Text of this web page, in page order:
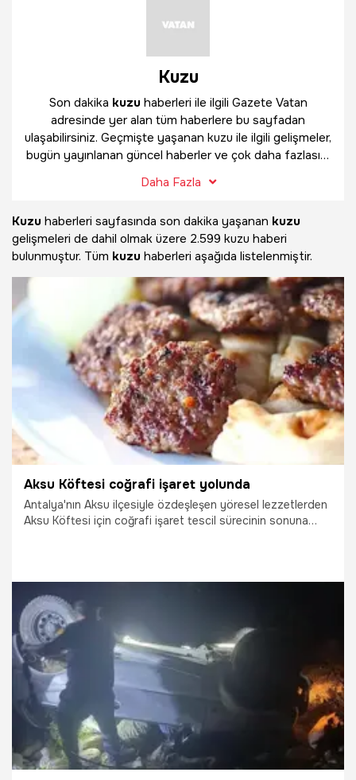
Kuzu
Son dakika kuzu haberleri ile ilgili Gazete Vatan
adresinde yer alan tüm haberlere bu sayfadan
ulaşabilirsiniz. Geçmişte yaşanan kuzu ile ilgili gelişmeler,
bugün yayınlanan güncel haberler ve çok daha fazlasını
Daha Fazla
Kuzu haberleri sayfasında son dakika yaşanan kuzu
gelişmeleri de dahil olmak üzere 2.599 kuzu haberi
bulunmuştur. Tüm kuzu haberleri aşağıda listelenmiştir.
Aksu Köftesi coğrafi işaret yolunda
Antalya'nın Aksu ilçesiyle özdeşleşen yöresel lezzetlerden
Aksu Köftesi için coğrafi işaret tescil sürecinin sonuna
22.07.2026 Antalya